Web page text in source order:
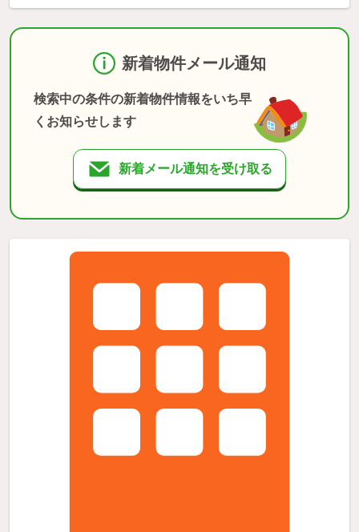
新着物件メール通知
検索中の条件の新着物件情報をいち早
くお知らせします
新着メール通知を受け取る